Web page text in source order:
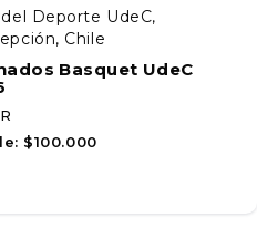
del Deporte UdeC,
Chile
Basquet UdeC
$100.000